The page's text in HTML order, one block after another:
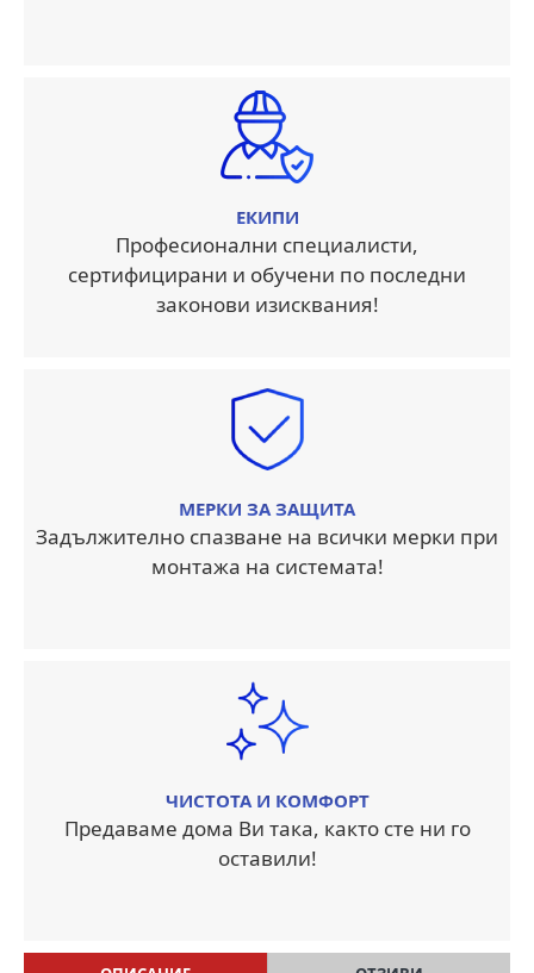
ЕКИПИ
Професионални специалисти,
сертифицирани и обучени по последни
законови изисквания!
МЕРКИ ЗА ЗАЩИТА
Задължително спазване на всички мерки при
монтажа на системата!
ЧИСТОТА И КОМФОРТ
Предаваме дома Ви така, както сте ни го
оставили!